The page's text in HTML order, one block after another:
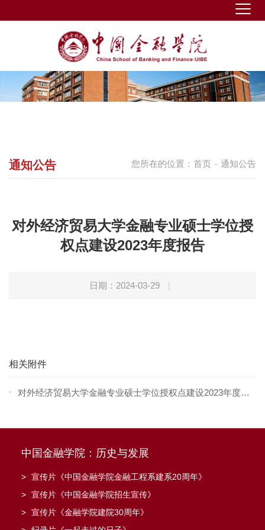
您所在的位置： 首页 - 通知公告
通知公告
对外经济贸易大学金融专业硕士学位授
权点建设2023年度报告
日期：2024-03-29 |
相关附件
对外经济贸易大学金融专业硕士学位授权点建设2023年度报
中国金融学院：历史与发展
> 宣传片《中国金融学院金融工程系建系20周年》
> 宣传片《中国金融学院招生宣传》
> 宣传片《金融学院建院30周年》